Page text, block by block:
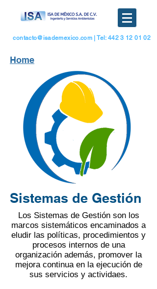
contacto@isademexico.com | Tel: 442 3 12 01 02
Home
Sistemas de Gestión
Los Sistemas de Gestión son los
marcos sistemáticos encaminados a
eludir las políticas, procedimientos y
procesos internos de una
organización además, promover la
mejora continua en la ejecución de
sus servicios y actividaes.